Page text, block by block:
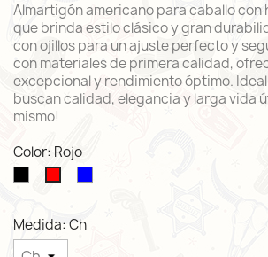
Almartigón americano para caballo con
que brinda estilo clásico y gran
con ojillos para un ajuste perfecto y
con materiales de primera calidad,
excepcional y rendimiento óptimo.
buscan calidad, elegancia y larga vida
mismo!
Color: Rojo
Medida: Ch